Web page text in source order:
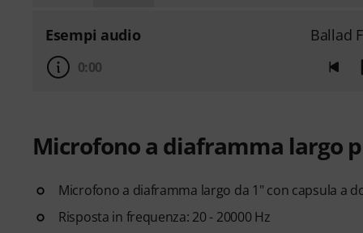
Esempi audio Ballad
0:00
Microfono a diaframma largo
Microfono a diaframma largo da 1" con capsula a
Risposta in frequenza: 20 - 20000 Hz